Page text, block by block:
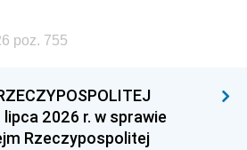
1995 1994
1992 1991
poz. 755
lipca 2026 r. w sprawie
Rzeczypospolitej